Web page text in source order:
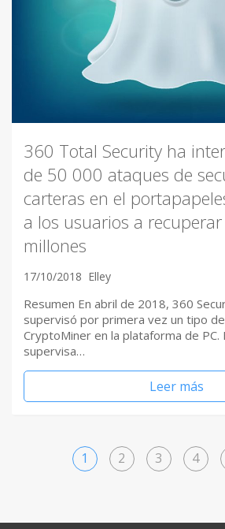
360 Total Security ha
de 50 000 ataques de
carteras en el
a los usuarios a
millones
17/10/2018 Elley
Resumen En abril de 2018, 360
supervisó por primera vez un tipo
CryptoMiner en la plataforma de PC.
supervisa…
Leer más
1 2 3 4